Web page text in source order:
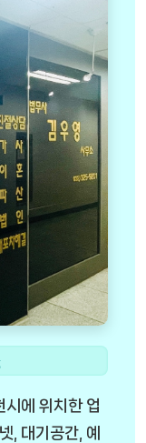
시에 위치한 업
, 대기공간, 예